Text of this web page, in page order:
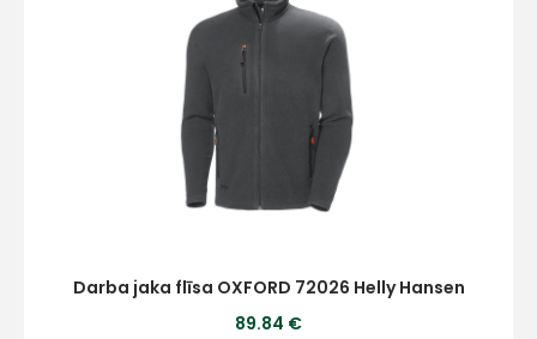
Darba jaka flīsa OXFORD 72026 Helly Hansen
89.84 €